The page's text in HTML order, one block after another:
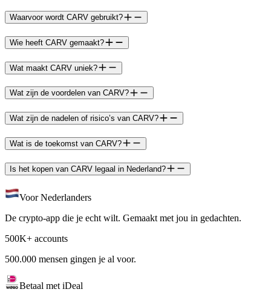
Waarvoor wordt CARV gebruikt?
Wie heeft CARV gemaakt?
Wat maakt CARV uniek?
Wat zijn de voordelen van CARV?
Wat zijn de nadelen of risico’s van CARV?
Wat is de toekomst van CARV?
Is het kopen van CARV legaal in Nederland?
Voor Nederlanders
De crypto-app die je echt wilt. Gemaakt met jou in gedachten.
500K+ accounts
500.000 mensen gingen je al voor.
Betaal met iDeal